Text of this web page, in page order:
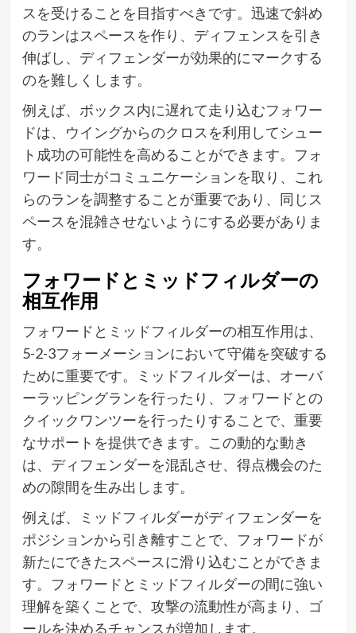
スを受けることを目指すべきです。迅速で斜め
のランはスペースを作り、ディフェンスを引き
伸ばし、ディフェンダーが効果的にマークする
のを難しくします。
例えば、ボックス内に遅れて走り込むフォワー
ドは、ウイングからのクロスを利用してシュー
ト成功の可能性を高めることができます。フォ
ワード同士がコミュニケーションを取り、これ
らのランを調整することが重要であり、同じス
ペースを混雑させないようにする必要がありま
す。
フォワードとミッドフィルダーの
相互作用
フォワードとミッドフィルダーの相互作用は、
5-2-3フォーメーションにおいて守備を突破する
ために重要です。ミッドフィルダーは、オーバ
ーラッピングランを行ったり、フォワードとの
クイックワンツーを行ったりすることで、重要
なサポートを提供できます。この動的な動き
は、ディフェンダーを混乱させ、得点機会のた
めの隙間を生み出します。
例えば、ミッドフィルダーがディフェンダーを
ポジションから引き離すことで、フォワードが
新たにできたスペースに滑り込むことができま
す。フォワードとミッドフィルダーの間に強い
理解を築くことで、攻撃の流動性が高まり、ゴ
ールを決めるチャンスが増加します。